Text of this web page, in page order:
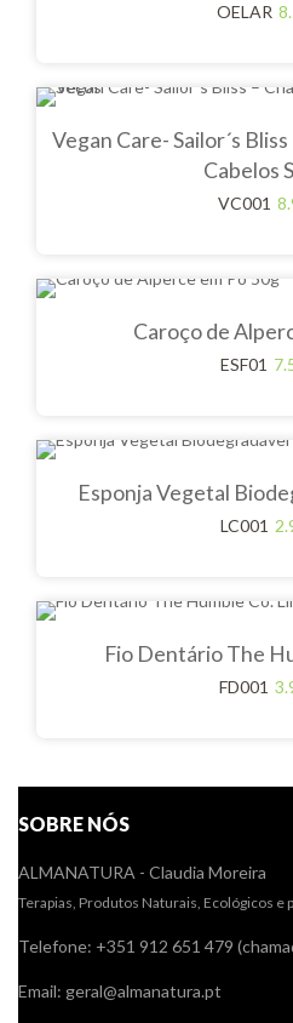
OELAR
Vegan Care- Sailor´s
Cabelos
VC001
Caroço de
ESF01
Esponja Vegetal
LC001
Fio Dentário The
FD001
SOBRE NÓS
ALMANATURA - Claudia Moreira
Terapias, Produtos Naturais, Ecológicos e
Telefone: +351 912 651 479
Email: geral@almanatura.pt